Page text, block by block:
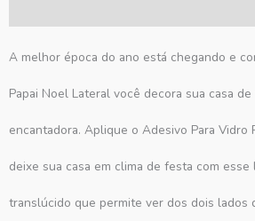
A melhor época do ano está chegando e
Papai Noel Lateral você decora sua casa
encantadora. Aplique o Adesivo Para Vidro
deixe sua casa em clima de festa com esse
translúcido que permite ver dos dois lados